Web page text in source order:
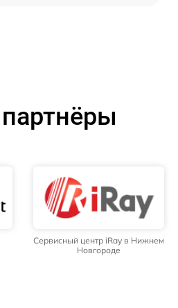
Сервисный центр iRay в Нижнем
Новгороде